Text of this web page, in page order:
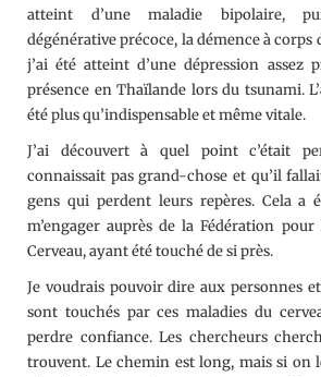
atteint d’une maladie bipolaire,
dégénérative précoce, la démence à
j’ai été atteint d’une dépression assez
présence en Thaïlande lors du tsunami.
été plus qu’indispensable et même vitale.
J’ai découvert à quel point c’était
connaissait pas grand-chose et qu’il
gens qui perdent leurs repères. Cela a
m’engager auprès de la Fédération
Cerveau, ayant été touché de si près.
Je voudrais pouvoir dire aux personnes
sont touchés par ces maladies du
perdre confiance. Les chercheurs
trouvent. Le chemin est long, mais si on